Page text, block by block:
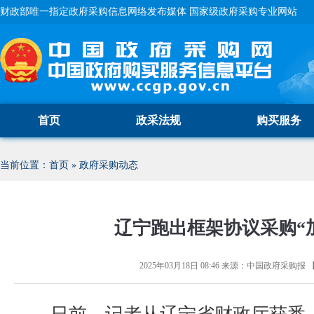
财政部唯一指定政府采购信息网络发布媒体 国家级政府采购专业网站
首页 政采法规 购买服务
当前位置： 首页 » 政府采购动态
辽宁跑出框架协议采购“
2025年03月18日 08:46来源： 中国政府采购报